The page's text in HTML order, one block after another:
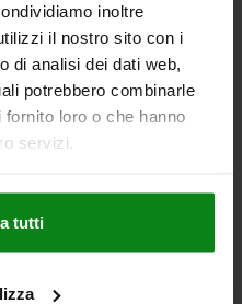
inoltre
il nostro sito con i
di analisi dei dati web,
potrebbero combinarle
loro o che hanno
servizi.
tutti
CHIAVE=6
DETTAGLI